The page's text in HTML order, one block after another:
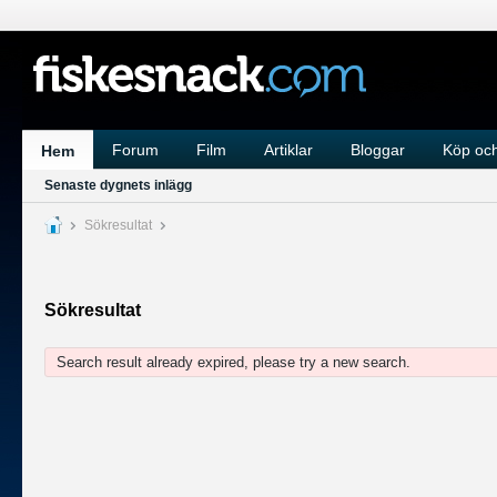
Hem Forum Film Artiklar Bloggar Köp
Senaste dygnets inlägg
Sökresultat
Sökresultat
Search result already expired, please try a new search.